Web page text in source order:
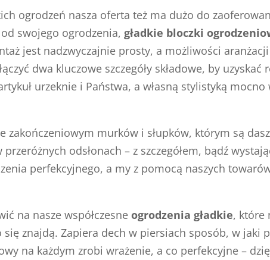
ogrodzeń nasza oferta też ma dużo do
swojego ogrodzenia,gładkie bloczki
jest nadzwyczajnie prosty, a możliwości
dwa kluczowe szczegóły składowe, by
urzeknie i Państwa, a własną stylistyką
murków i słupków, którym są
odsłonach – z szczegółem, bądź
perfekcyjnego, a my z pomocą naszych
na nasze współczesne ogrodzenia gładkie, które
znajdą. Zapiera dech w piersiach sposób, w jaki
na każdym zrobi wrażenie, a co perfekcyjne –